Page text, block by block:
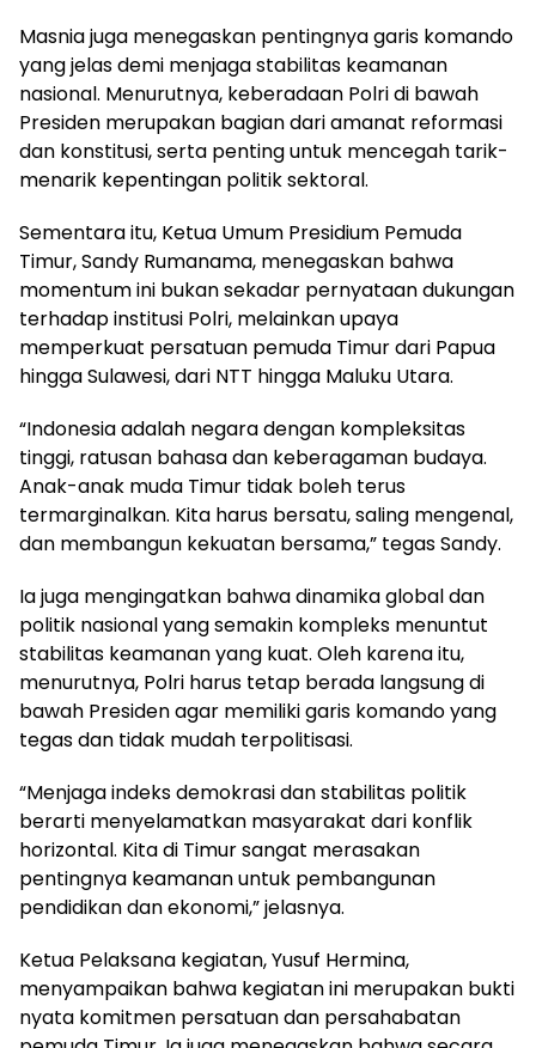
Masnia juga menegaskan pentingnya garis komando
yang jelas demi menjaga stabilitas keamanan
nasional. Menurutnya, keberadaan Polri di bawah
Presiden merupakan bagian dari amanat reformasi
dan konstitusi, serta penting untuk mencegah tarik-
menarik kepentingan politik sektoral.
Sementara itu, Ketua Umum Presidium Pemuda
Timur, Sandy Rumanama, menegaskan bahwa
momentum ini bukan sekadar pernyataan dukungan
terhadap institusi Polri, melainkan upaya
memperkuat persatuan pemuda Timur dari Papua
hingga Sulawesi, dari NTT hingga Maluku Utara.
“Indonesia adalah negara dengan kompleksitas
tinggi, ratusan bahasa dan keberagaman budaya.
Anak-anak muda Timur tidak boleh terus
termarginalkan. Kita harus bersatu, saling mengenal,
dan membangun kekuatan bersama,” tegas Sandy.
Ia juga mengingatkan bahwa dinamika global dan
politik nasional yang semakin kompleks menuntut
stabilitas keamanan yang kuat. Oleh karena itu,
menurutnya, Polri harus tetap berada langsung di
bawah Presiden agar memiliki garis komando yang
tegas dan tidak mudah terpolitisasi.
“Menjaga indeks demokrasi dan stabilitas politik
berarti menyelamatkan masyarakat dari konflik
horizontal. Kita di Timur sangat merasakan
pentingnya keamanan untuk pembangunan
pendidikan dan ekonomi,” jelasnya.
Ketua Pelaksana kegiatan, Yusuf Hermina,
menyampaikan bahwa kegiatan ini merupakan bukti
nyata komitmen persatuan dan persahabatan